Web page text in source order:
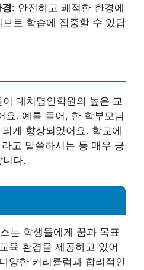
: 안전하고 쾌적한 환경에
로 학습에 집중할 수 있답
대치명인학원의 높은 교
요. 예를 들어, 한 학부모님
게 향상되었어요. 학교에
고 말씀하시는 등 매우 긍
니다.
는 학생들에게 꿈과 목표
육 환경을 제공하고 있어
양한 커리큘럼과 합리적인